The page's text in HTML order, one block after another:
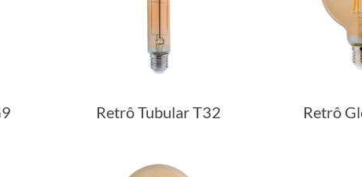
Retrô Tubular T32 Retrô